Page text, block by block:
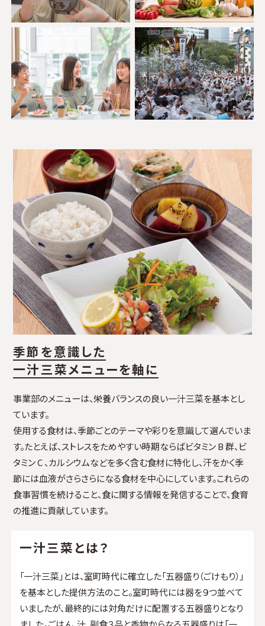
季節を意識した
一汁三菜メニューを軸に
事業部のメニューは、栄養バランスの良い一汁三菜を基本とし
ています。
使用する食材は、季節ごとのテーマや彩りを意識して選んでいま
す。たとえば、ストレスをためやすい時期ならばビタミン B 群、ビ
タミン C 、カルシウムなどを多く含む食材に特化し、汗をかく季
節には血液がさらさらになる食材を中心にしています。これらの
食事習慣を続けること、食に関する情報を発信することで、食育
の推進に貢献しています。
一汁三菜とは？
「一汁三菜」とは、室町時代に確立した「五器盛り（ごけもり）」
を基本とした提供方法のこと。室町時代には器を９つ並べて
いましたが、最終的には対角だけに配置する五器盛りとなり